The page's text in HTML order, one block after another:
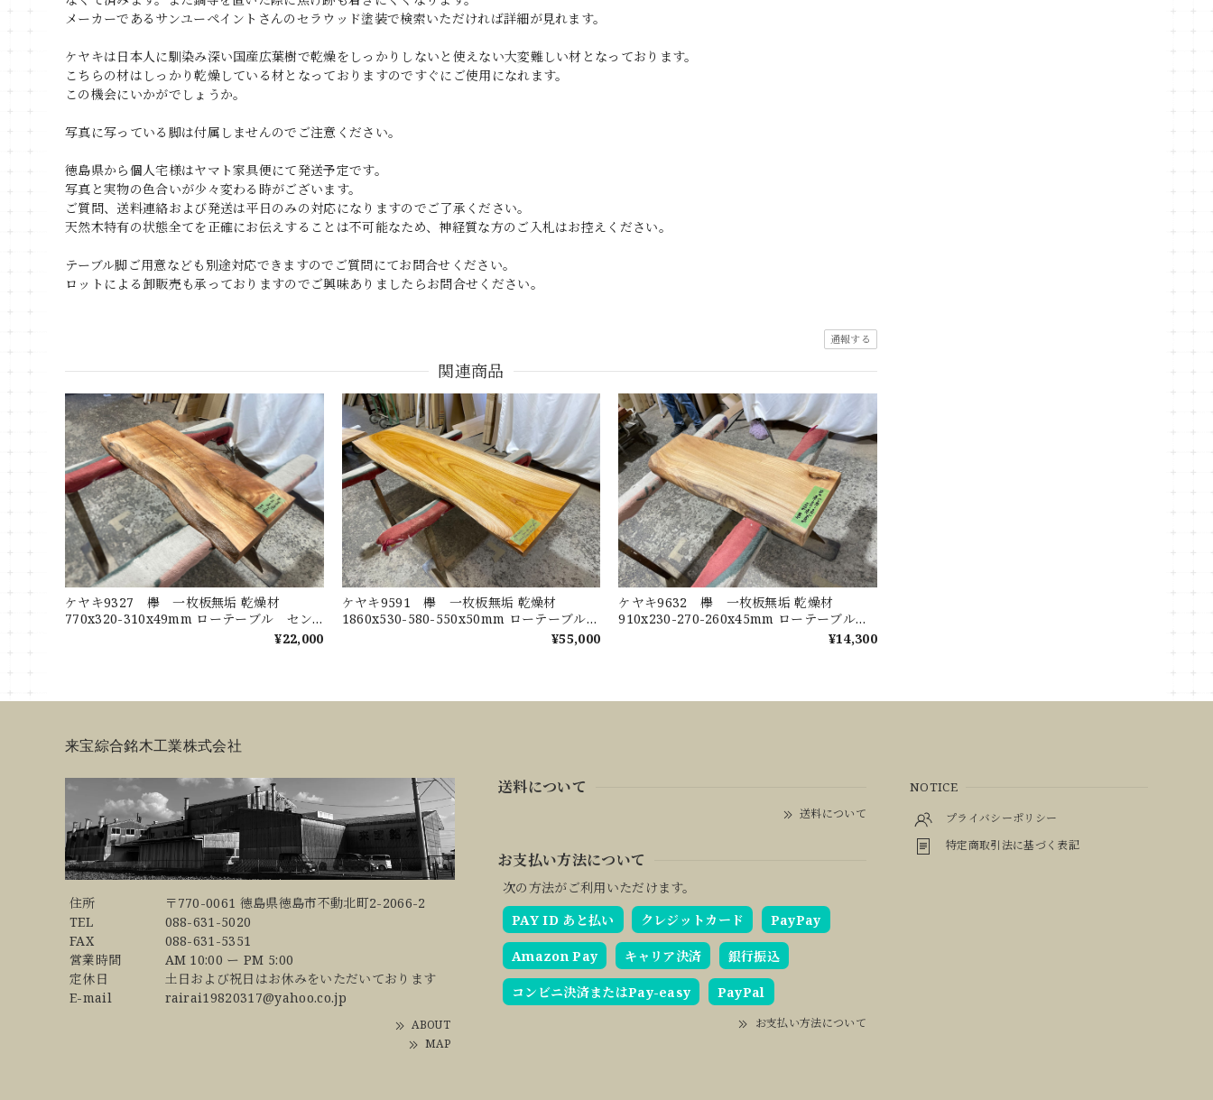
メーカーであるサンユーペイントさんのセラウッド塗装で検索いただければ詳細が見れます。
ケヤキは日本人に馴染み深い国産広葉樹で乾燥をしっかりしないと使えない大変難しい材となっております。
こちらの材はしっかり乾燥している材となっておりますのですぐにご使用になれます。
この機会にいかがでしょうか。
写真に写っている脚は付属しませんのでご注意ください。
徳島県から個人宅様はヤマト家具便にて発送予定です。
写真と実物の色合いが少々変わる時がございます。
ご質問、送料連絡および発送は平日のみの対応になりますのでご了承ください。
天然木特有の状態全てを正確にお伝えすることは不可能なため、神経質な方のご入札はお控えください。
テーブル脚ご用意なども別途対応できますのでご質問にてお問合せください。
ロットによる卸販売も承っておりますのでご興味ありましたらお問合せください。
通報する
関連商品
ケヤキ9327 欅 一枚板無垢 乾燥材
770x320-310x49mm ローテーブル セン
ターテーブル ダイニングテーブル カウン
¥22,000
ケヤキ9591 欅 一枚板無垢 乾燥材
1860x530-580-550x50mm ローテーブル
センターテーブル ダイニングテーブル カ
¥55,000
ケヤキ9632 欅 一枚板無垢 乾燥材
910x230-270-260x45mm ローテーブル
センターテーブル ダイニングテーブル カ
¥14,300
来宝綜合銘木工業株式会社
住所
〒770-0061 徳島県徳島市不動北町2-2066-2
TEL
088-631-5020
FAX
088-631-5351
営業時間
AM 10:00 ー PM 5:00
定休日
土日および祝日はお休みをいただいております
E-mail
rairai19820317@yahoo.co.jp
ABOUT
MAP
送料について
送料について
お支払い方法について
次の方法がご利用いただけます。
PAY ID あと払い
クレジットカード PayPay
Amazon Pay キャリア決済 銀行振込
コンビニ決済またはPay-easy PayPal
お支払い方法について
NOTICE
プライバシーポリシー
特定商取引法に基づく表記